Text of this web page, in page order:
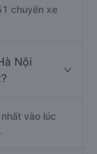
chuyến xe
Nội
vào lúc